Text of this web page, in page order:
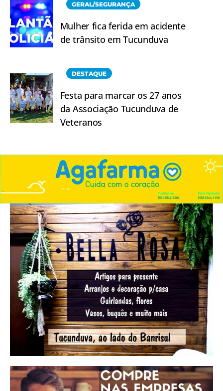
GERAL/SEGURANÇA
Mulher fica ferida em acidente
de trânsito em Tucunduva
DESTAQUE
Festa para marcar os 27 anos
da Associação Tucunduva de
Veteranos